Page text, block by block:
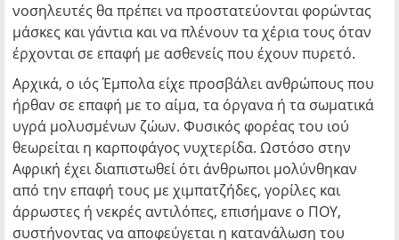
νοσηλευτές θα πρέπει να προστατεύονται φορώντας
μάσκες και γάντια και να πλένουν τα χέρια τους όταν
έρχονται σε επαφή με ασθενείς που έχουν πυρετό.
Αρχικά, ο ιός Έμπολα είχε προσβάλει ανθρώπους που
ήρθαν σε επαφή με το αίμα, τα όργανα ή τα σωματικά
υγρά μολυσμένων ζώων. Φυσικός φορέας του ιού
θεωρείται η καρποφάγος νυχτερίδα. Ωστόσο στην
Αφρική έχει διαπιστωθεί ότι άνθρωποι μολύνθηκαν
από την επαφή τους με χιμπατζήδες, γορίλες και
άρρωστες ή νεκρές αντιλόπες, επισήμανε ο ΠΟΥ,
συστήνοντας να αποφεύγεται η κατανάλωση του